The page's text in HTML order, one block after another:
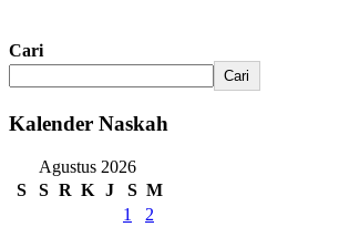
Cari
Cari
Kalender Naskah
Agustus 2026
S
S R K J S M
1
2